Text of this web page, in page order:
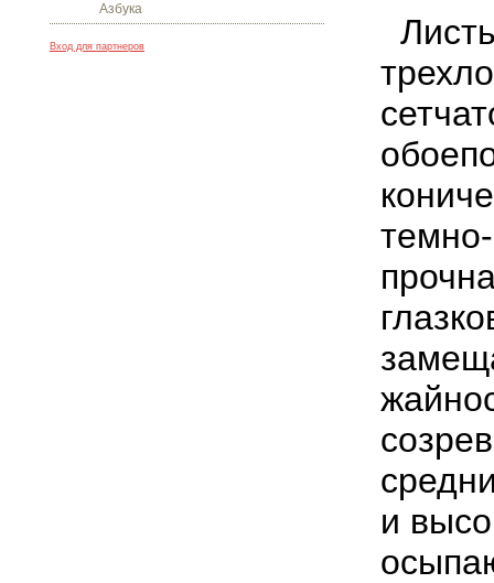
Азбука
Вход для партнеров
и